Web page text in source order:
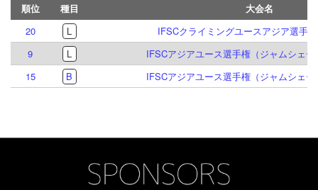
順位 種目
大会名
20
L
IFSCクライミングユースアジア選手
9
L
IFSCアジアユース選手権（ジャムシェ
15
B IFSCアジアユース選手権（ジャムシェ